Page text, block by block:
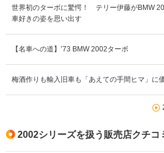
世界初のターボに驚愕！ テリー伊藤がBMW
車好きの姿を思い出す
【名車への道】’73 BMW 2002ターボ
梅酒作りも輸入旧車も「あえての手間ヒマ」に
2002シリーズを扱う販売店クチコ